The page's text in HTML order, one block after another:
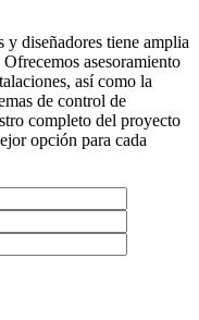
y diseñadores tiene amplia
asesoramiento
así como la
de control de
completo del proyecto
opción para cada